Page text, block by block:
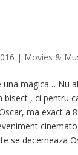
| Movies &
magica… Nu
bisect , ci pentru
ma exact a
se decerneaza